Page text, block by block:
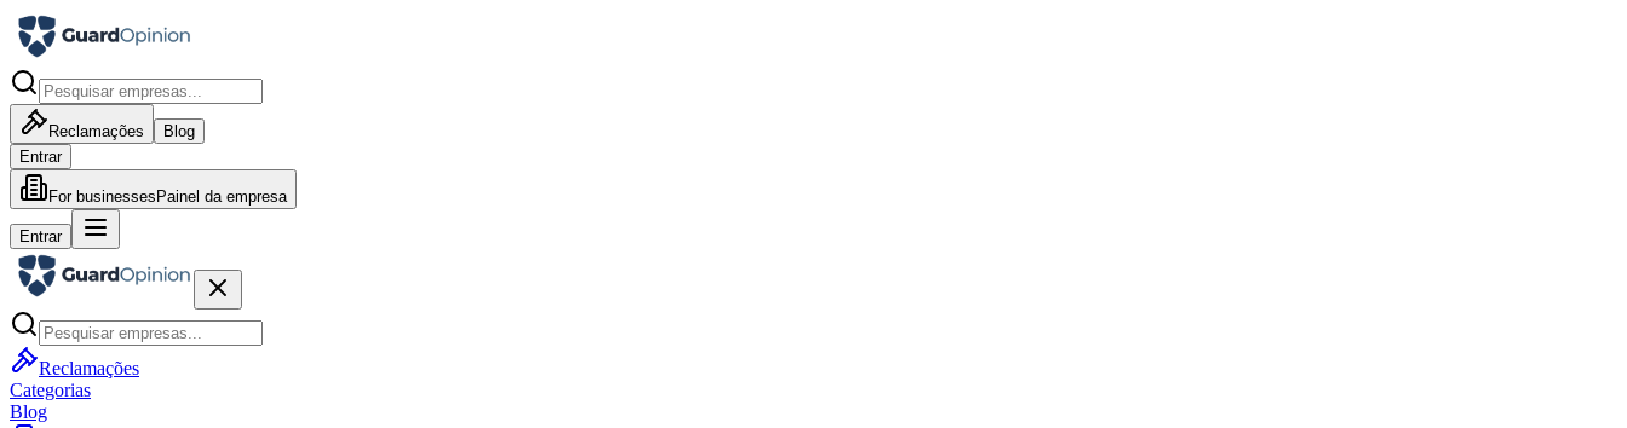
Reclamações
Blog
Entrar
For businesses Painel da empresa
Entrar
Reclamações
Categorias
Blog